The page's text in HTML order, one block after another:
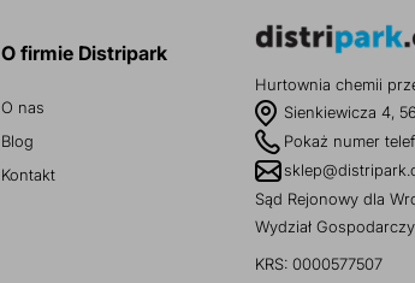
Hurtownia chemii
Sienkiewicza 4,
Pokaż numer
Sąd Rejonowy dla
Wydział
KRS: 0000577507
O firmie Distripark
O nas
Blog
Kontakt